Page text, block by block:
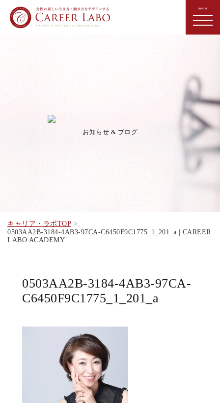
お知らせ & ブログ
キャリア・ラボTOP
0503AA2B-3184-4AB3-97CA-C6450F9C1775_1_201_a | CAREER
LABO ACADEMY
0503AA2B-3184-4AB3-97CA-
C6450F9C1775_1_201_a